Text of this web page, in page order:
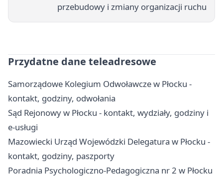
przebudowy i zmiany organizacji ruchu
Przydatne dane teleadresowe
Samorządowe Kolegium Odwoławcze w Płocku -
kontakt, godziny, odwołania
Sąd Rejonowy w Płocku - kontakt, wydziały, godziny i
e-usługi
Mazowiecki Urząd Wojewódzki Delegatura w Płocku -
kontakt, godziny, paszporty
Poradnia Psychologiczno-Pedagogiczna nr 2 w Płocku